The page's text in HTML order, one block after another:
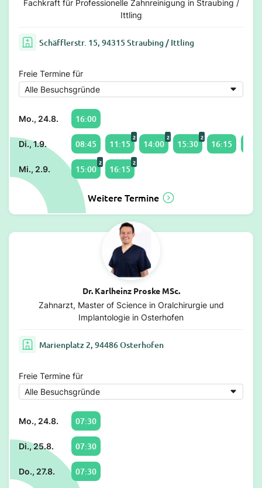
Fachkraft für Professionelle Zahnreinigung in Straubing /
Ittling
Schäfflerstr. 15, 94315 Straubing / Ittling
Freie Termine für
Mo., 24.8. 16:00
Di., 1.9. 08:45 11:15
2
14:00
2
15:30
2
16:15
Mi., 2.9. 15:00
2
16:15
2
Weitere Termine
Dr. Karlheinz Proske MSc.
Zahnarzt, Master of Science in Oralchirurgie und
Implantologie in Osterhofen
Marienplatz 2, 94486 Osterhofen
Freie Termine für
Mo., 24.8. 07:30
Di., 25.8. 07:30
Do., 27.8. 07:30